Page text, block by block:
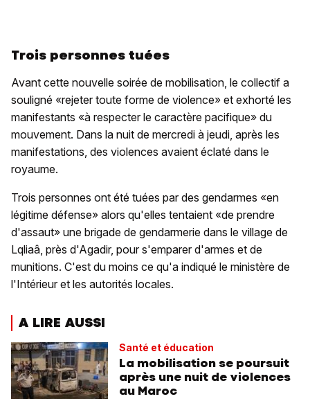
Trois personnes tuées
Avant cette nouvelle soirée de mobilisation, le collectif a
souligné «rejeter toute forme de violence» et exhorté les
manifestants «à respecter le caractère pacifique» du
mouvement. Dans la nuit de mercredi à jeudi, après les
manifestations, des violences avaient éclaté dans le
royaume.
Trois personnes ont été tuées par des gendarmes «en
légitime défense» alors qu'elles tentaient «de prendre
d'assaut» une brigade de gendarmerie dans le village de
Lqliaâ, près d'Agadir, pour s'emparer d'armes et de
munitions. C'est du moins ce qu'a indiqué le ministère de
l'Intérieur et les autorités locales.
A LIRE AUSSI
Santé et éducation
La mobilisation se poursuit
après une nuit de violences
au Maroc